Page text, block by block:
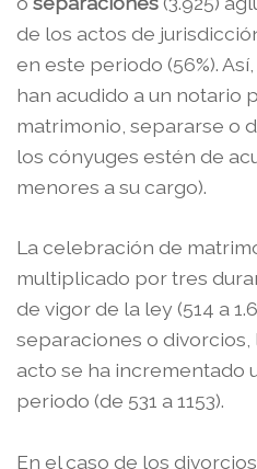
de los actos de
en este periodo (56%).
han acudido a un notario
matrimonio, separarse o
los cónyuges estén de
menores a su cargo).
La celebración de
multiplicado por tres
de vigor de la ley (514 a
separaciones o divorcios,
acto se ha incrementado
periodo (de 531 a 1153).
En el caso de los